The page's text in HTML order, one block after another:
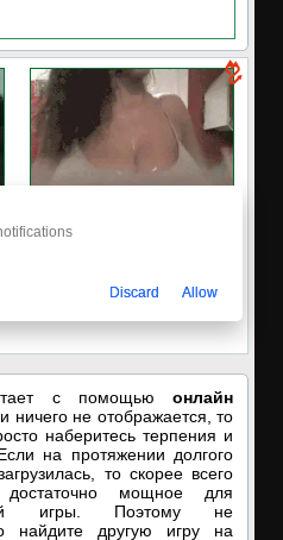
🔥ПОРНО-ЧАТ ОНЛАЙН🔥
с помощью онлайн
ничего не отображается, то
наберитесь терпения и
на протяжении долгого
то скорее всего
мощное для
игры. Поэтому не
найдите другую игру на
Discard Allow